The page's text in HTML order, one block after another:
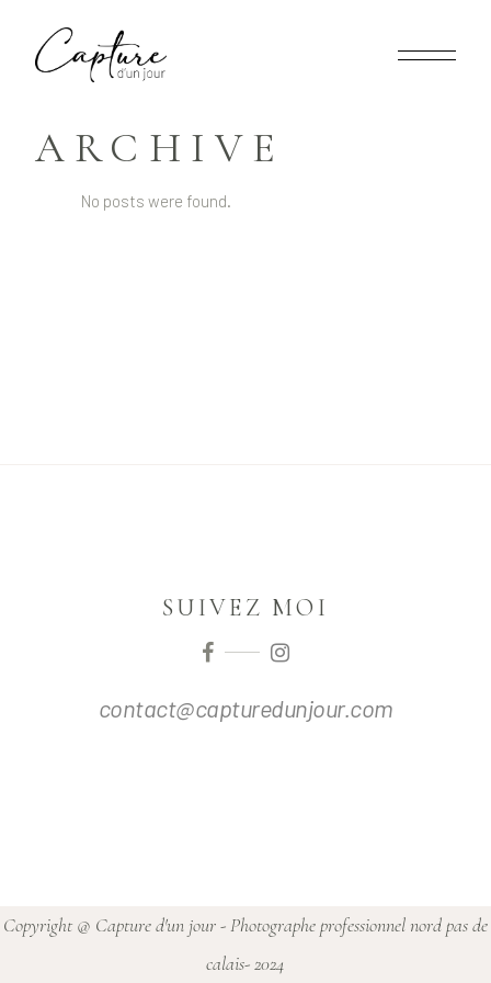
ARCHIVE
No posts were found.
SUIVEZ MOI
contact@capturedunjour.com
Copyright @ Capture d'un jour - Photographe professionnel nord pas de
calais- 2024